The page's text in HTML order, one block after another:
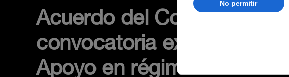
Acuerdo del Comité de
convocatoria
Apoyo en régimen de